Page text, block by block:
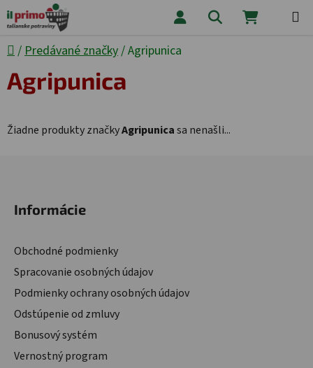
Prejsť na obsah Hľadať
Domov
/ Predávané značky/Agripunica
Agripunica
Žiadne produkty značkyAgripunicasa nenašli...
Informácie
Obchodné podmienky
Spracovanie osobných údajov
Podmienky ochrany osobných údajov
Odstúpenie od zmluvy
Bonusový systém
Vernostný program